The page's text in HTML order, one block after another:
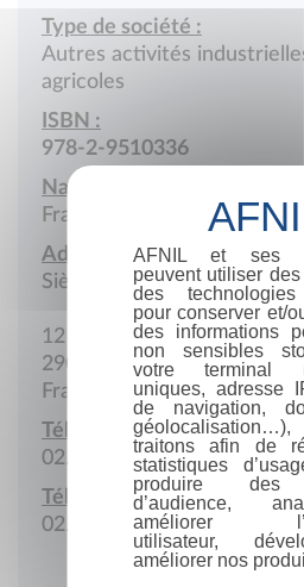
Type de société :
Autres activités
agricoles
ISBN :
978-2-9510336
Nationalité :
France
Adresse :
Siège social
12 Chemin de Troheïr
29000 Quimper
France
Téléphone :
02.98.55.43.42
Télécopie :
02.98.55.46.46
AFNIL et ses
peuvent utiliser
des
pour conserver et/
des informations
non sensibles
votre terminal
uniques, adresse
de navigation,
traitons afin de
statistiques
produire des
d’audience,
améliorer
utilisateur,
améliorer nos